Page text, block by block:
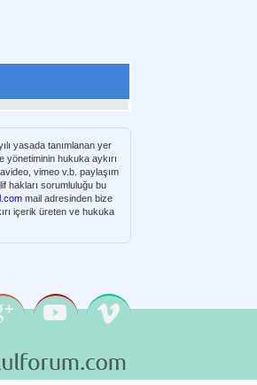
yasada tanımlanan yer
yönetiminin hukuka aykırı
vimeo v.b. paylaşım
mail adresinden bize
içerik üreten ve hukuka